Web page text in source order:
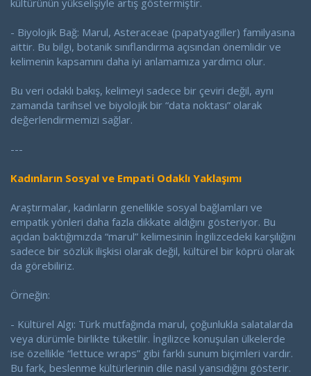
kültürünün yükselişiyle artış göstermiştir.
- Biyolojik Bağ: Marul, Asteraceae (papatyagiller) familyasına
aittir. Bu bilgi, botanik sınıflandırma açısından önemlidir ve
kelimenin kapsamını daha iyi anlamamıza yardımcı olur.
Bu veri odaklı bakış, kelimeyi sadece bir çeviri değil, aynı
zamanda tarihsel ve biyolojik bir “data noktası” olarak
değerlendirmemizi sağlar.
---
Kadınların Sosyal ve Empati Odaklı Yaklaşımı
Araştırmalar, kadınların genellikle sosyal bağlamları ve
empatik yönleri daha fazla dikkate aldığını gösteriyor. Bu
açıdan baktığımızda “marul” kelimesinin İngilizcedeki karşılığını
sadece bir sözlük ilişkisi olarak değil, kültürel bir köprü olarak
da görebiliriz.
Örneğin:
- Kültürel Algı: Türk mutfağında marul, çoğunlukla salatalarda
veya dürümle birlikte tüketilir. İngilizce konuşulan ülkelerde
ise özellikle “lettuce wraps” gibi farklı sunum biçimleri vardır.
Bu fark, beslenme kültürlerinin dile nasıl yansıdığını gösterir.